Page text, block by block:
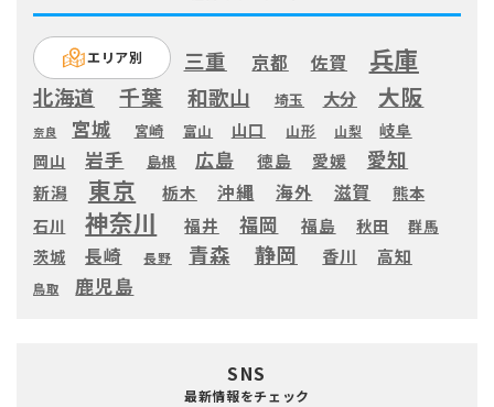
エリア別 三重 京都 佐賀 兵庫
北海道 千葉 和歌山 埼玉 大分 大阪
奈良 宮城 宮崎 富山 山口 山形 山梨
岐阜
岡山
岩手 島根 広島 徳島 愛媛 愛知
新潟 東京 栃木 沖縄 海外 滋賀
熊本
石川
神奈川 福井 福岡 福島 秋田 群馬
茨城 長崎 長野 青森 静岡 香川 高知
鳥取 鹿児島
SNS
最新情報をチェック